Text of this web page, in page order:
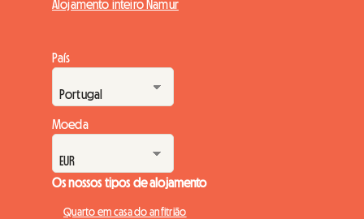
Alojamento inteiro Namur
País
Moeda
Os nossos tipos de alojamento
Quarto em casa do anfitrião